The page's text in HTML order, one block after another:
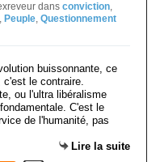
dans conviction,
, Peuple, Questionnement
ou l'ultra libéralisme
C'est le
de l'humanité, pas
Lire la suite